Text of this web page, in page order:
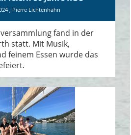
, Pierre Lichtenhahn
fand in der
statt. Mit Musik,
feinem Essen wurde das